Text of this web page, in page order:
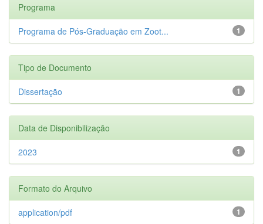
Programa
1
Programa de Pós-Graduação em Zoot...
Tipo de Documento
1
Dissertação
Data de Disponibilização
1
2023
Formato do Arquivo
1
application/pdf